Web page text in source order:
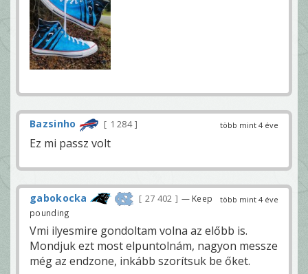
több mint 4 éve
Bazsinho 1 284
Ez mi passz volt
több mint 4 éve
gabokocka 27 402
— Keep
pounding
Vmi ilyesmire gondoltam volna az előbb is.
Mondjuk ezt most elpuntolnám, nagyon messze
még az endzone, inkább szorítsuk be őket.